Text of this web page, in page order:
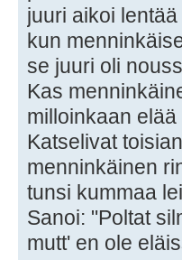
juuri aikoi
kun
se juuri oli
Kas
milloinkaan
Katselivat
menninkäinen
tunsi kummaa
Sanoi: "Poltat
mutt' en ole